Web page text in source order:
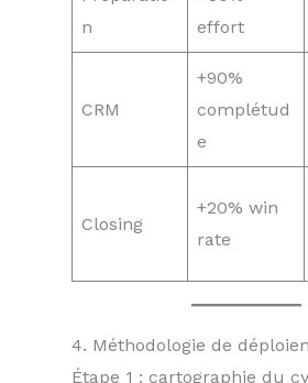
n
effort
CRM
+90%
complétud
e
Closing
+20% win
rate
4. Méthodologie de
Étape 1 : cartographie du